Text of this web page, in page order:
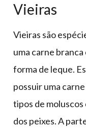
Vieiras
Vieiras são
uma carne
forma de leque.
possuir uma
tipos de moluscos
dos peixes. A